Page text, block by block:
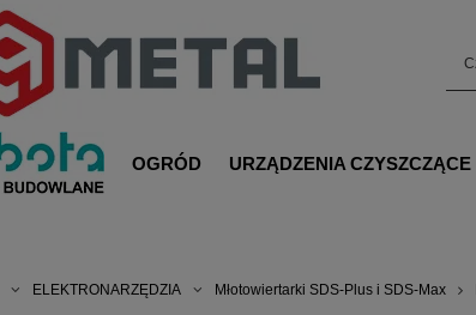
OGRÓD URZĄDZENIA CZYSZCZĄCE
ELEKTRONARZĘDZIA Młotowiertarki SDS-Plus i SDS-Max